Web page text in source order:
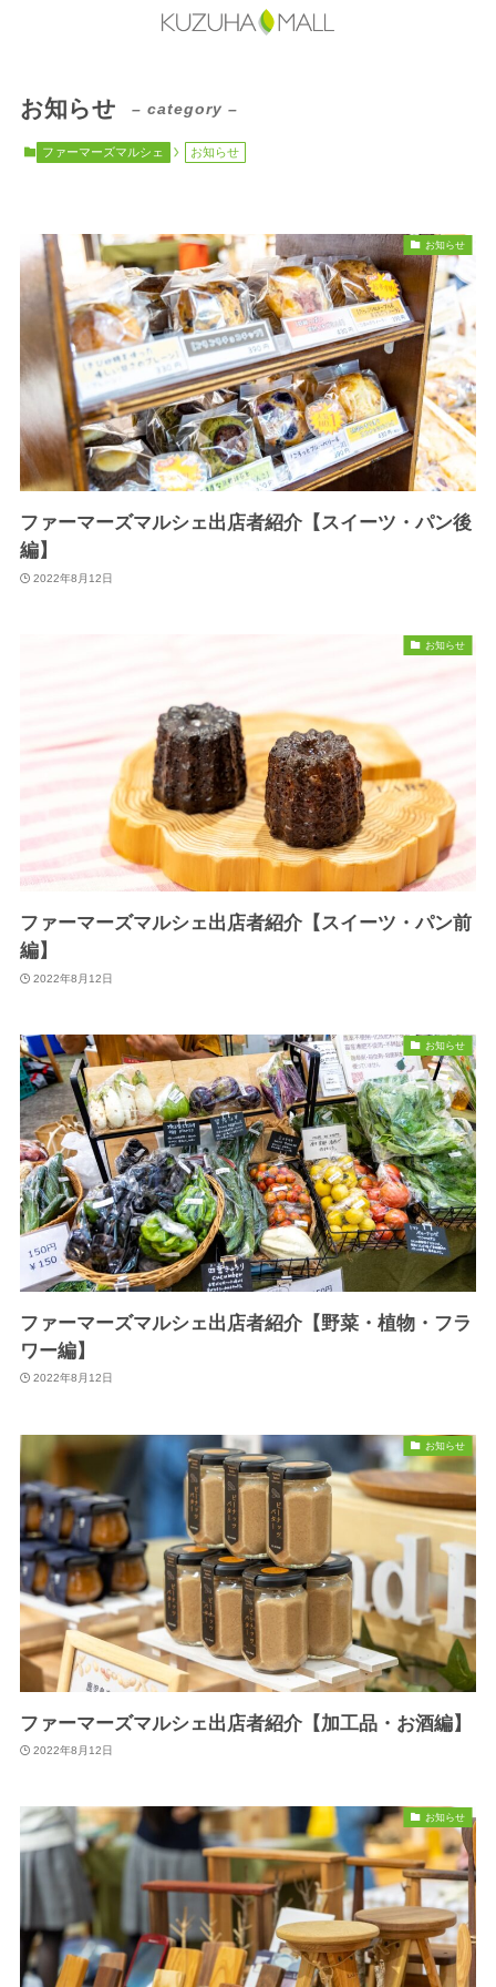
お知らせ – category –
ファーマーズマルシェ お知らせ
お知らせ
ファーマーズマルシェ出店者紹介【スイーツ・パン後
編】
2022年8月12日
お知らせ
ファーマーズマルシェ出店者紹介【スイーツ・パン前
編】
2022年8月12日
お知らせ
ファーマーズマルシェ出店者紹介【野菜・植物・フラ
ワー編】
2022年8月12日
お知らせ
ファーマーズマルシェ出店者紹介【加工品・お酒編】
2022年8月12日
お知らせ